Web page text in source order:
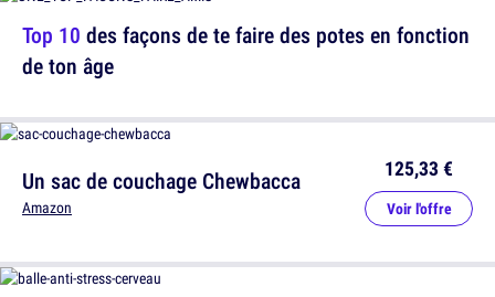
Un sac de couchage Chewbacca
Amazon
125,33 €
Voir l'offre
Top 10 des façons de te faire des potes en fonction
de ton âge